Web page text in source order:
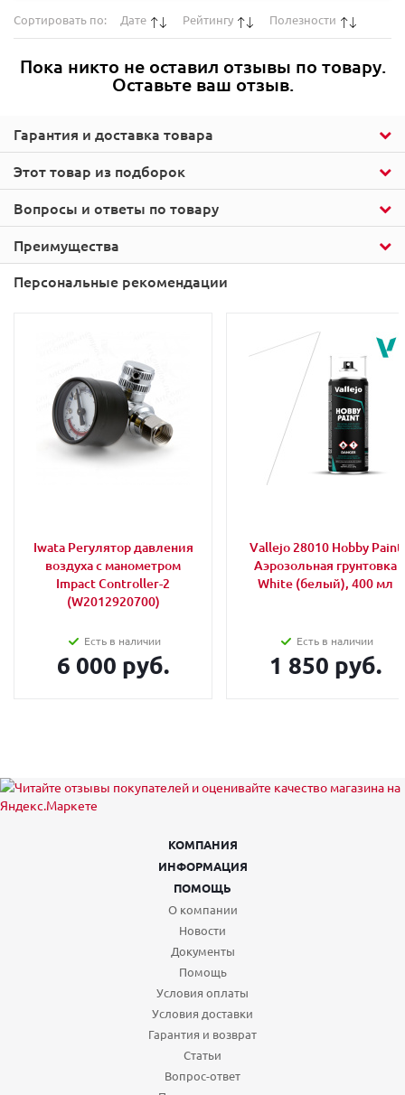
Этот товар из подборок
Гарантия и доставка товара
Сортировать по: Дате Рейтингу Полезности
Пока никто не оставил отзывы по товару.
Оставьте ваш отзыв.
Вопросы и ответы по товару
Преимущества
Персональные рекомендации
Iwata Регулятор давления
воздуха с манометром
Impact Controller-2
(W2012920700)
Есть в наличии
6 000 руб.
Vallejo 28010 Hobby Paint
Аэрозольная грунтовка
White (белый), 400 мл
Есть в наличии
1 850 руб.
КОМПАНИЯ
ИНФОРМАЦИЯ
ПОМОЩЬ
О компании
Новости
Документы
Помощь
Условия оплаты
Условия доставки
Гарантия и возврат
Статьи
Вопрос-ответ